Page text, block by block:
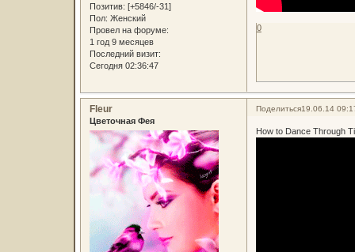
Позитив: [+5846/-31]
Пол: Женский
Провел на форуме:
1 год 9 месяцев
Последний визит:
Сегодня 02:36:47
0
Поделиться19.06.14
Fleur
Цветочная Фея
How to Dance Through